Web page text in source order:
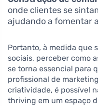
onde clientes se
ajudando a fomentar
Portanto, à medida que
sociais, perceber como
se torna essencial para
profissional de
criatividade, é possível
thriving em um espaço